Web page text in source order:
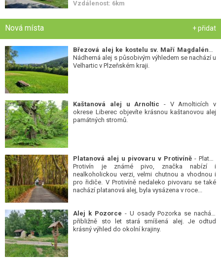
Vzdálenost: 6km
Nová místa + přidat
Nádherná alej s působivým výhledem se nachází u
Velhartic v Plzeňském kraji.
Kaštanová alej u Arnoltic - V Arnolticích v
okrese Liberec objevíte krásnou kaštanovou alej
památných stromů.
Platanová alej u pivovaru v Protivíně - Platan
Protivín je známé pivo, značka nabízí i
nealkoholickou verzi, velmi chutnou a vhodnou i
pro řidiče. V Protivíně nedaleko pivovaru se také
nachází platanová alej, byla vysázena v roce...
Alej k Pozorce - U osady Pozorka se nachází
přibližně sto let stará smíšená alej. Je odtud
krásný výhled do okolní krajiny.